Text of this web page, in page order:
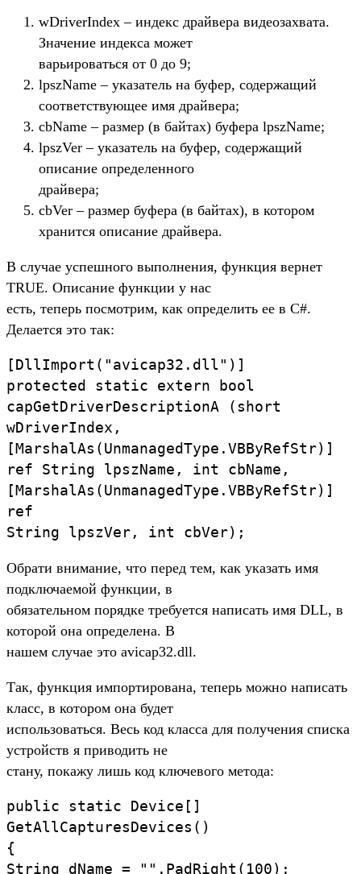
wDriverIndex – индекс драйвера видеозахвата.
Значение индекса может
варьироваться от 0 до 9;
lpszName – указатель на буфер, содержащий
соответствующее имя драйвера;
cbName – размер (в байтах) буфера lpszName;
lpszVer – указатель на буфер, содержащий
описание определенного
драйвера;
cbVer – размер буфера (в байтах), в котором
хранится описание драйвера.
В случае успешного выполнения, функция вернет
TRUE. Описание функции у нас
есть, теперь посмотрим, как определить ее в C#.
Делается это так:
[DllImport("avicap32.dll")]
protected static extern bool
capGetDriverDescriptionA (short
wDriverIndex,
[MarshalAs(UnmanagedType.VBByRefStr)]
ref String lpszName, int cbName,
[MarshalAs(UnmanagedType.VBByRefStr)]
ref
String lpszVer, int cbVer);
Обрати внимание, что перед тем, как указать имя
подключаемой функции, в
обязательном порядке требуется написать имя DLL, в
которой она определена. В
нашем случае это avicap32.dll.
Так, функция импортирована, теперь можно написать
класс, в котором она будет
использоваться. Весь код класса для получения списка
устройств я приводить не
стану, покажу лишь код ключевого метода:
public static Device[]
GetAllCapturesDevices()
{
String dName = "".PadRight(100);